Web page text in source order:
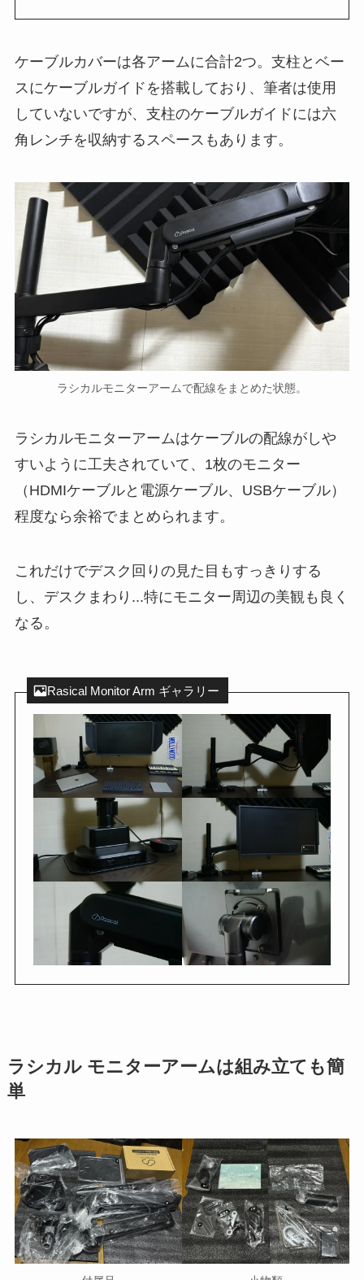
ケーブルカバーは各アームに合計2つ。支柱とベー
スにケーブルガイドを搭載しており、筆者は使用
していないですが、支柱のケーブルガイドには六
角レンチを収納するスペースもあります。
ラシカルモニターアームで配線をまとめた状態。
ラシカルモニターアームはケーブルの配線がしや
すいように工夫されていて、1枚のモニター
（HDMIケーブルと電源ケーブル、USBケーブル）
程度なら余裕でまとめられます。
これだけでデスク回りの見た目もすっきりする
し、デスクまわり...特にモニター周辺の美観も良く
なる。
Rasical Monitor Arm ギャラリー
ラシカル モニターアームは組み立ても簡
単